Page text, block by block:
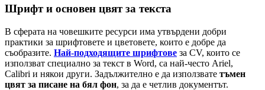
Шрифт и основен цвят за текста
В сферата на човешките ресурси има утвърдени добри
практики за шрифтовете и цветовете, които е добре да
съобразите. Най-подходящите шрифтове за CV, които се
използват специално за текст в Word, са най-често Ariel,
Calibri и някои други. Задължително е да използвате тъмен
цвят за писане на бял фон, за да е четлив документът.